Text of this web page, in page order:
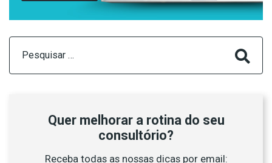
Quer melhorar a rotina do seu
consultório?
Receba todas as nossas dicas por email: